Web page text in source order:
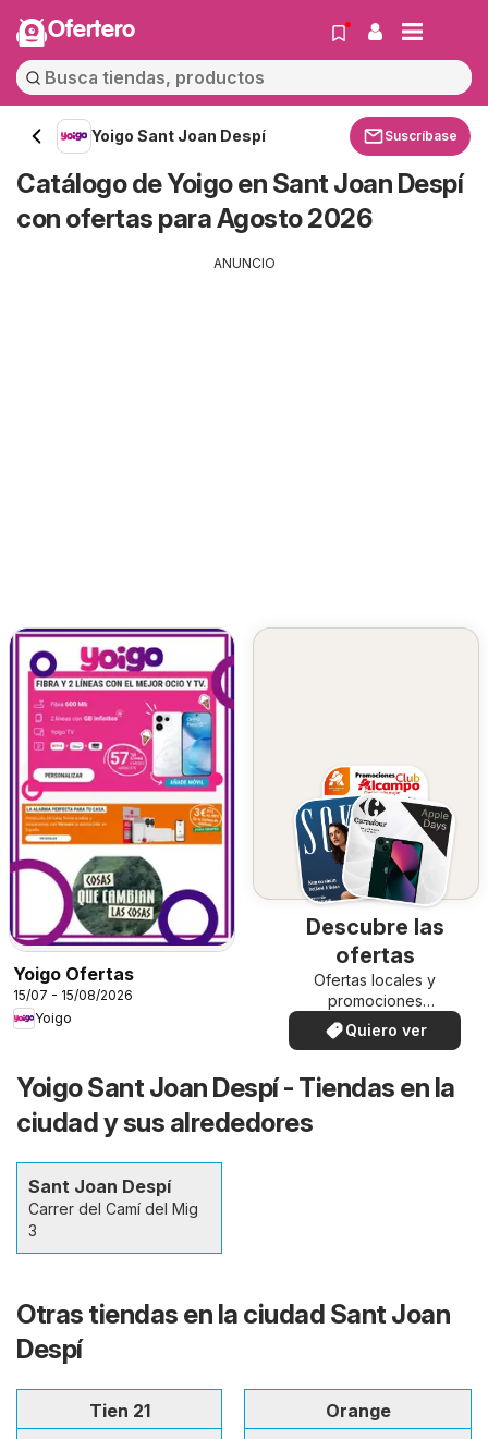
Ofertero
Yoigo Sant Joan Despí Suscríbase
Catálogo de Yoigo en Sant Joan Despí
con ofertas para Agosto 2026
ANUNCIO
Yoigo Ofertas
15/07 - 15/08/2026
Yoigo
Descubre las
ofertas
Ofertas locales y
promociones
especiales.
Quiero ver
Yoigo Sant Joan Despí - Tiendas en la
ciudad y sus alrededores
Sant Joan Despí
Carrer del Camí del Mig
3
Otras tiendas en la ciudad Sant Joan
Despí
Tien 21
Orange